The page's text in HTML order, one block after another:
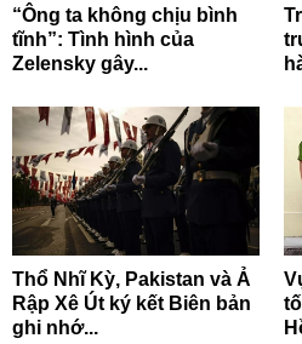
“Ông ta không chịu bình
tĩnh”: Tình hình của
Zelensky gây...
Thổ Nhĩ Kỳ, Pakistan và Ả
Rập Xê Út ký kết Biên bản
ghi nhớ...